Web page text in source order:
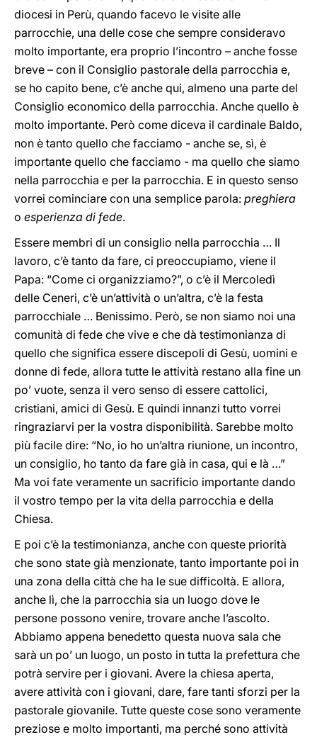
diocesi in Perù, quando facevo le visite alle
parrocchie, una delle cose che sempre consideravo
molto importante, era proprio l’incontro – anche fosse
breve – con il Consiglio pastorale della parrocchia e,
se ho capito bene, c’è anche qui, almeno una parte del
Consiglio economico della parrocchia. Anche quello è
molto importante. Però come diceva il cardinale Baldo,
non è tanto quello che facciamo - anche se, sì, è
importante quello che facciamo - ma quello che siamo
nella parrocchia e per la parrocchia. E in questo senso
vorrei cominciare con una semplice parola: preghiera
o esperienza di fede.
Essere membri di un consiglio nella parrocchia … Il
lavoro, c’è tanto da fare, ci preoccupiamo, viene il
Papa: “Come ci organizziamo?”, o c’è il Mercoledì
delle Ceneri, c’è un’attività o un’altra, c’è la festa
parrocchiale … Benissimo. Però, se non siamo noi una
comunità di fede che vive e che dà testimonianza di
quello che significa essere discepoli di Gesù, uomini e
donne di fede, allora tutte le attività restano alla fine un
po’ vuote, senza il vero senso di essere cattolici,
cristiani, amici di Gesù. E quindi innanzi tutto vorrei
ringraziarvi per la vostra disponibilità. Sarebbe molto
più facile dire: “No, io ho un’altra riunione, un incontro,
un consiglio, ho tanto da fare già in casa, qui e là …”
Ma voi fate veramente un sacrificio importante dando
il vostro tempo per la vita della parrocchia e della
Chiesa.
E poi c’è la testimonianza, anche con queste priorità
che sono state già menzionate, tanto importante poi in
una zona della città che ha le sue difficoltà. E allora,
anche lì, che la parrocchia sia un luogo dove le
persone possono venire, trovare anche l’ascolto.
Abbiamo appena benedetto questa nuova sala che
sarà un po’ un luogo, un posto in tutta la prefettura che
potrà servire per i giovani. Avere la chiesa aperta,
avere attività con i giovani, dare, fare tanti sforzi per la
pastorale giovanile. Tutte queste cose sono veramente
preziose e molto importanti, ma perché sono attività